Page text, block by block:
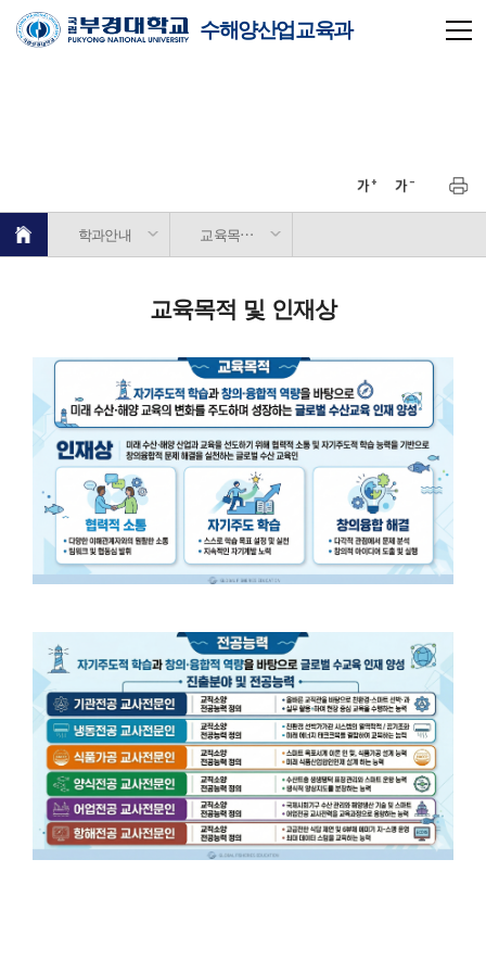
수해양산업교육과
학과안내 교육목적 및 인재상
교육목적 및 인재상